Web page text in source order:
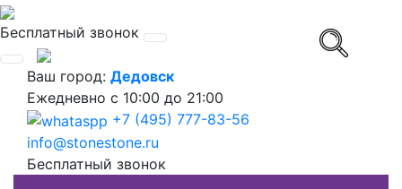
Бесплатный звонок
Ваш город: Дедовск
Ежедневно с 10:00 до 21:00
+7 (495) 777-83-56
info@stonestone.ru
Бесплатный звонок